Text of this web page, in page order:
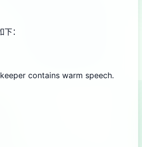
：
contains warm speech.